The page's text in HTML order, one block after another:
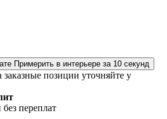
Примерить в интерьере за 10 секунд
позиции уточняйте у
без переплат